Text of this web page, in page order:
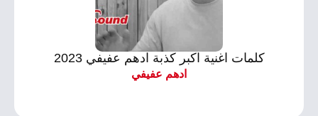
كلمات اغنية اكبر كذبة ادهم عفيفي 2023
ادهم عفيفي